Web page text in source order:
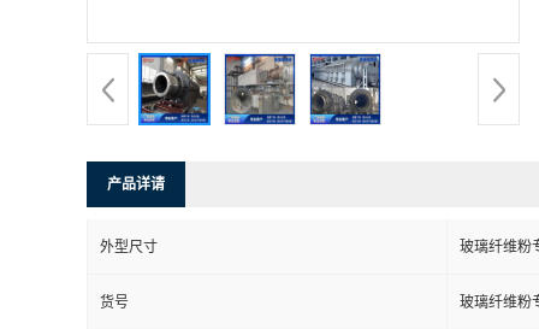
产品详请
外型尺寸 玻璃纤维粉
货号 玻璃纤维粉